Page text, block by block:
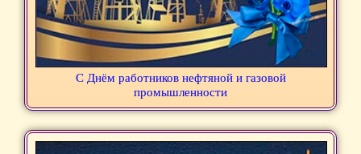
С Днём работников нефтяной и газовой
промышленности